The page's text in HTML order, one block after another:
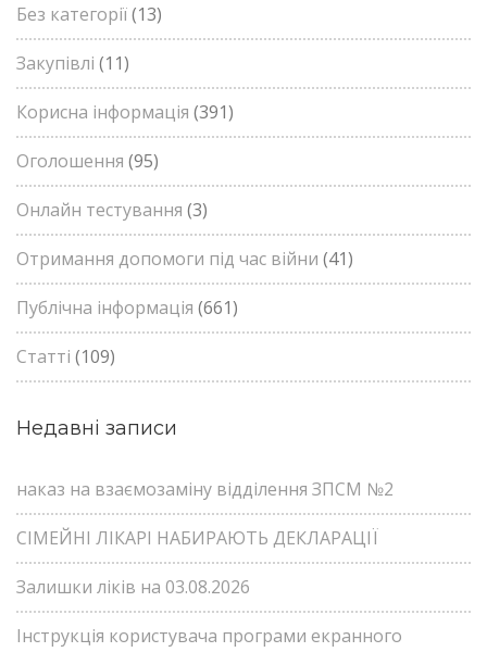
Без категорії(13)
Закупівлі (11)
Корисна інформація (391)
Оголошення (95)
Онлайн тестування (3)
Отримання допомоги під час війни (41)
Публічна інформація (661)
Статті (109)
Недавні записи
наказ на взаємозаміну відділення ЗПСМ №2
СІМЕЙНІ ЛІКАРІ НАБИРАЮТЬ ДЕКЛАРАЦІЇ
Залишки ліків на 03.08.2026
Інструкція користувача програми екранного